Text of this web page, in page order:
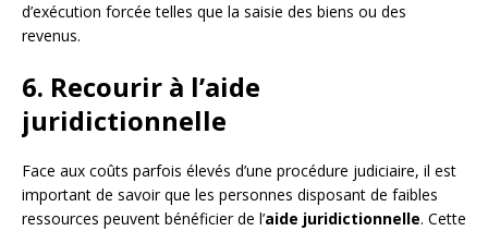
d’exécution forcée telles que la saisie des biens ou des
revenus.
6. Recourir à l’aide
juridictionnelle
Face aux coûts parfois élevés d’une procédure judiciaire, il est
important de savoir que les personnes disposant de faibles
ressources peuvent bénéficier de l’aide juridictionnelle. Cette